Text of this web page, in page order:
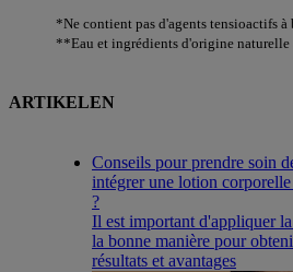
*Ne contient pas d'agents tensioactifs à
**Eau et ingrédients d'origine naturelle
ARTIKELEN
Conseils pour prendre soin
intégrer une lotion
?
Il est important d'appliquer
la bonne manière pour
résultats et avantages